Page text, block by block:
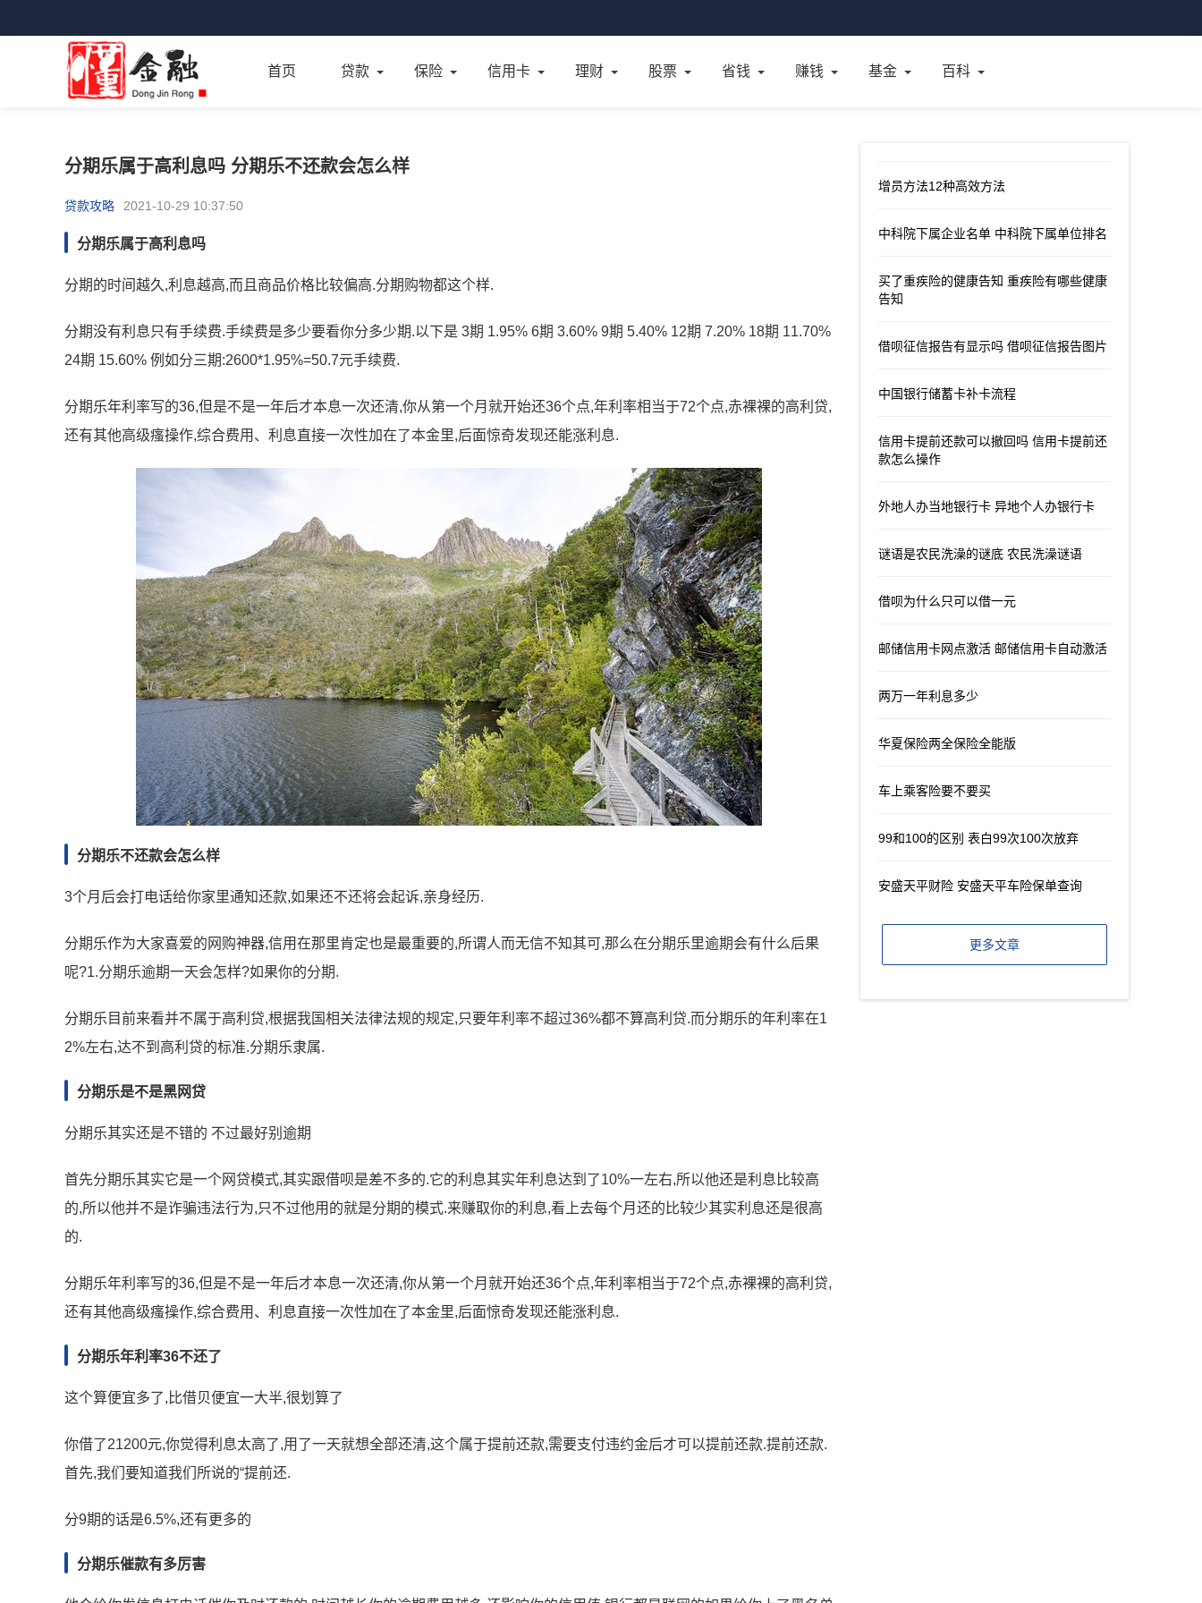
首页 贷款 保险 信用卡 理财 股票 省钱 赚钱 基金 百科
分期乐属于高利息吗 分期乐不还款会怎么样
贷款攻略 2021-10-29 10:37:50
分期乐属于高利息吗
分期的时间越久,利息越高,而且商品价格比较偏高.分期购物都这个样.
分期没有利息只有手续费.手续费是多少要看你分多少期.以下是 3期 1.95% 6期 3.60% 9期 5.40% 12期 7.20% 18期 11.70%
24期 15.60% 例如分三期:2600*1.95%=50.7元手续费.
分期乐年利率写的36,但是不是一年后才本息一次还清,你从第一个月就开始还36个点,年利率相当于72个点,赤裸裸的高利贷,
还有其他高级瘙操作,综合费用、利息直接一次性加在了本金里,后面惊奇发现还能涨利息.
分期乐不还款会怎么样
3个月后会打电话给你家里通知还款,如果还不还将会起诉,亲身经历.
分期乐作为大家喜爱的网购神器,信用在那里肯定也是最重要的,所谓人而无信不知其可,那么在分期乐里逾期会有什么后果
呢?1.分期乐逾期一天会怎样?如果你的分期.
分期乐目前来看并不属于高利贷,根据我国相关法律法规的规定,只要年利率不超过36%都不算高利贷.而分期乐的年利率在1
2%左右,达不到高利贷的标准.分期乐隶属.
分期乐是不是黑网贷
分期乐其实还是不错的 不过最好别逾期
首先分期乐其实它是一个网贷模式,其实跟借呗是差不多的.它的利息其实年利息达到了10%一左右,所以他还是利息比较高
的,所以他并不是诈骗违法行为,只不过他用的就是分期的模式.来赚取你的利息,看上去每个月还的比较少其实利息还是很高
的.
分期乐年利率写的36,但是不是一年后才本息一次还清,你从第一个月就开始还36个点,年利率相当于72个点,赤裸裸的高利贷,
还有其他高级瘙操作,综合费用、利息直接一次性加在了本金里,后面惊奇发现还能涨利息.
分期乐年利率36不还了
这个算便宜多了,比借贝便宜一大半,很划算了
你借了21200元,你觉得利息太高了,用了一天就想全部还清,这个属于提前还款,需要支付违约金后才可以提前还款.提前还款.
首先,我们要知道我们所说的“提前还.
分9期的话是6.5%,还有更多的
分期乐催款有多厉害
增员方法12种高效方法
中科院下属企业名单 中科院下属单位排名
买了重疾险的健康告知 重疾险有哪些健康
告知
借呗征信报告有显示吗 借呗征信报告图片
中国银行储蓄卡补卡流程
信用卡提前还款可以撤回吗 信用卡提前还
款怎么操作
外地人办当地银行卡 异地个人办银行卡
谜语是农民洗澡的谜底 农民洗澡谜语
借呗为什么只可以借一元
邮储信用卡网点激活 邮储信用卡自动激活
两万一年利息多少
华夏保险两全保险全能版
车上乘客险要不要买
99和100的区别 表白99次100次放弃
安盛天平财险 安盛天平车险保单查询
更多文章